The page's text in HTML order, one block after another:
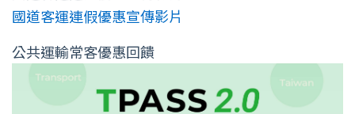
國道客運連假優惠宣傳影片
公共運輸常客優惠回饋